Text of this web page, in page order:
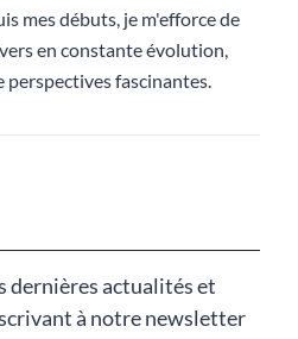
mes débuts, je m'efforce de
en constante évolution,
fascinantes.
dernières actualités et
à notre newsletter